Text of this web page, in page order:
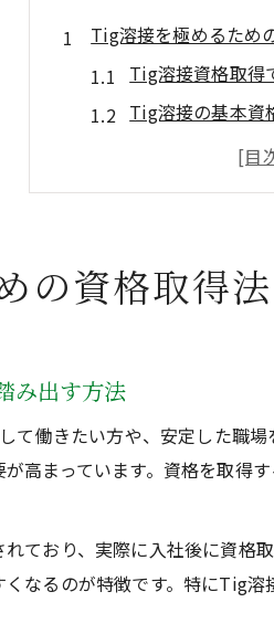
Tig溶接を極めるため
Tig溶接資格取得
Tig溶接の基本資
溶接技能者とし
Tig溶接資格の難
資格一覧から選ぶ溶接
JIS溶接資格一覧
半自動溶接資格
溶接国家資格の
未経験者がTig溶
Tig溶接資格取得
の資格取得法
み出す方法
て働きたい方や、安定した職
高まっています。資格を取得
ており、実際に入社後に資格
なるのが特徴です。特にTig